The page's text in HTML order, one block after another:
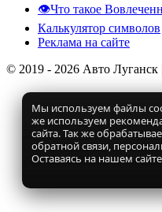
👁️Что такое
Калькулятор символов
Реклама на сайте
© 2019 - 2026 Авто Луганск |
Мы используем файлы
же используем
сайта. Так же
обратной связи,
Оставаясь на нашем